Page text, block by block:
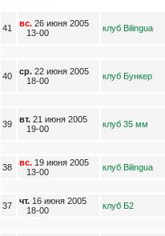
41 вс. 26 июня 2005
13-00
клуб Bilingua
40 ср. 22 июня 2005
18-00
клуб Бункер
39 вт. 21 июня 2005
19-00
клуб 35 мм
38 вс. 19 июня 2005
13-00
клуб Bilingua
37 чт. 16 июня 2005
18-00
клуб Б2